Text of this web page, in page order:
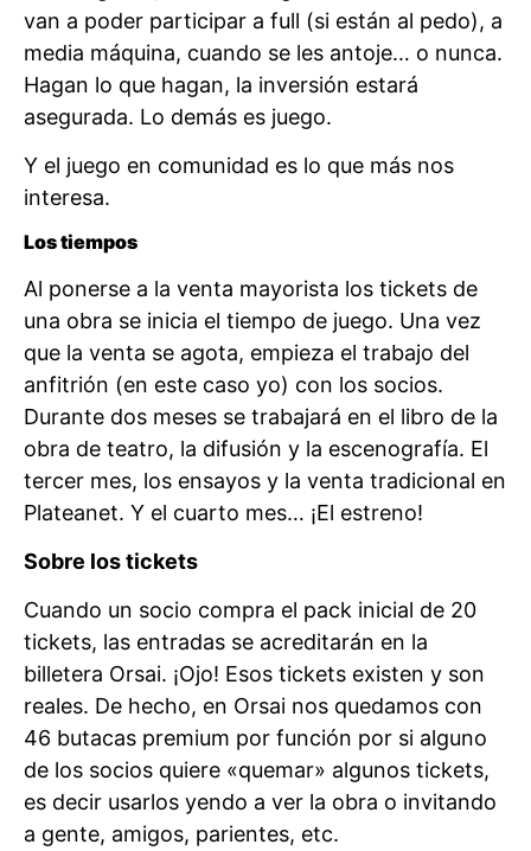
van a poder participar a full (si están al pedo), a
media máquina, cuando se les antoje… o nunca.
Hagan lo que hagan, la inversión estará
asegurada. Lo demás es juego.
Y el juego en comunidad es lo que más nos
interesa.
Los tiempos
Al ponerse a la venta mayorista los tickets de
una obra se inicia el tiempo de juego. Una vez
que la venta se agota, empieza el trabajo del
anfitrión (en este caso yo) con los socios.
Durante dos meses se trabajará en el libro de la
obra de teatro, la difusión y la escenografía. El
tercer mes, los ensayos y la venta tradicional en
Plateanet. Y el cuarto mes… ¡El estreno!
Sobre los tickets
Cuando un socio compra el pack inicial de 20
tickets, las entradas se acreditarán en la
billetera Orsai. ¡Ojo! Esos tickets existen y son
reales. De hecho, en Orsai nos quedamos con
46 butacas premium por función por si alguno
de los socios quiere «quemar» algunos tickets,
es decir usarlos yendo a ver la obra o invitando
a gente, amigos, parientes, etc.